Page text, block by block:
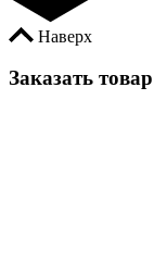
Наверх
Заказать товар